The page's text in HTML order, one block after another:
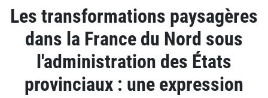
Les transformations paysagères
dans la France du Nord sous
l'administration des États
provinciaux : une expression